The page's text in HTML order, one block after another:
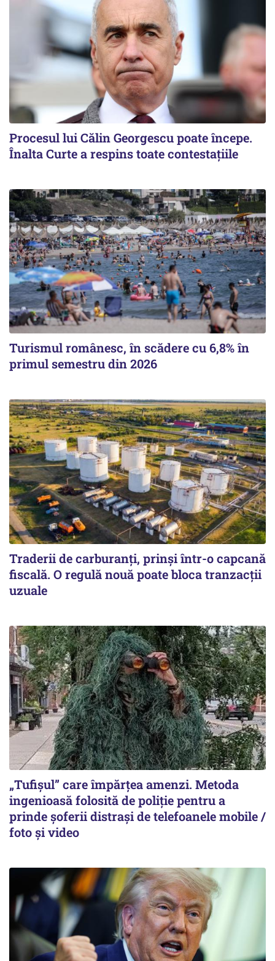
Procesul lui Călin Georgescu poate începe.
Înalta Curte a respins toate contestațiile
Turismul românesc, în scădere cu 6,8% în
primul semestru din 2026
Traderii de carburanți, prinși într-o capcană
fiscală. O regulă nouă poate bloca tranzacții
uzuale
„Tufișul” care împărțea amenzi. Metoda
ingenioasă folosită de poliție pentru a
prinde șoferii distrași de telefoanele mobile /
foto și video